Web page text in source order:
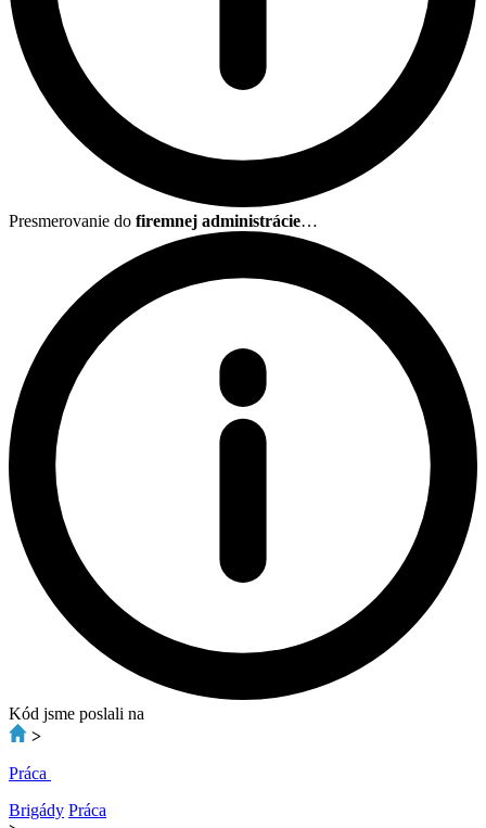
Presmerovanie do firemnej administrácie…
Kód jsme poslali na
>
Práca
Brigády Práca